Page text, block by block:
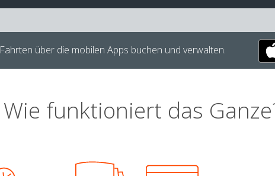
Fahrten über die mobilen Apps buchen und verwalten.
Wie funktioniert das